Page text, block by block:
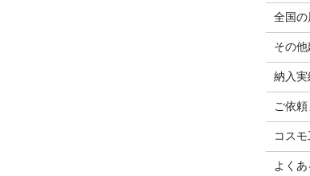
全国の
その他
納入実
ご依
コス
よく